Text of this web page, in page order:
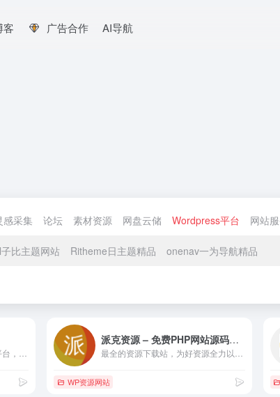
客 广告合作 AI导航
感采集 论坛 素材资源 网盘云储 Wordpress平台 网站
比主题网站 Ritheme日主题精品 onenav一为导航精品
派克资源 – 免费PHP网站源码模板
WP资源网站